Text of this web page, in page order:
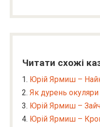
Читати схожі
Юрій Ярмиш –
Як дурень
Юрій Ярмиш –
Юрій Ярмиш –